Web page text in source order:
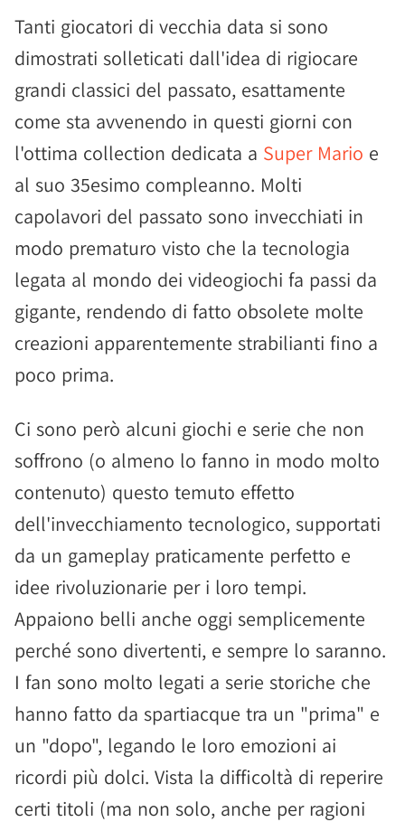
Tanti giocatori di vecchia data si sono
dimostrati solleticati dall'idea di rigiocare
grandi classici del passato, esattamente
come sta avvenendo in questi giorni con
l'ottima collection dedicata a Super Mario e
al suo 35esimo compleanno. Molti
capolavori del passato sono invecchiati in
modo prematuro visto che la tecnologia
legata al mondo dei videogiochi fa passi da
gigante, rendendo di fatto obsolete molte
creazioni apparentemente strabilianti fino a
poco prima.
Ci sono però alcuni giochi e serie che non
soffrono (o almeno lo fanno in modo molto
contenuto) questo temuto effetto
dell'invecchiamento tecnologico, supportati
da un gameplay praticamente perfetto e
idee rivoluzionarie per i loro tempi.
Appaiono belli anche oggi semplicemente
perché sono divertenti, e sempre lo saranno.
I fan sono molto legati a serie storiche che
hanno fatto da spartiacque tra un "prima" e
un "dopo", legando le loro emozioni ai
ricordi più dolci. Vista la difficoltà di reperire
certi titoli (ma non solo, anche per ragioni